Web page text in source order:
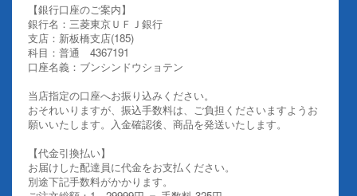
【銀行口座のご案内】
銀行名：三菱東京ＵＦＪ銀行
支店：新板橋支店(185)
科目：普通 4367191
口座名義：ブンシンドウショテン
当店指定の口座へお振り込みください。
おそれいりますが、振込手数料は、ご負担くださいますようお
願いいたします。入金確認後、商品を発送いたします。
【代金引換払い】
お届けした配達員に代金をお支払ください。
別途下記手数料がかかります。